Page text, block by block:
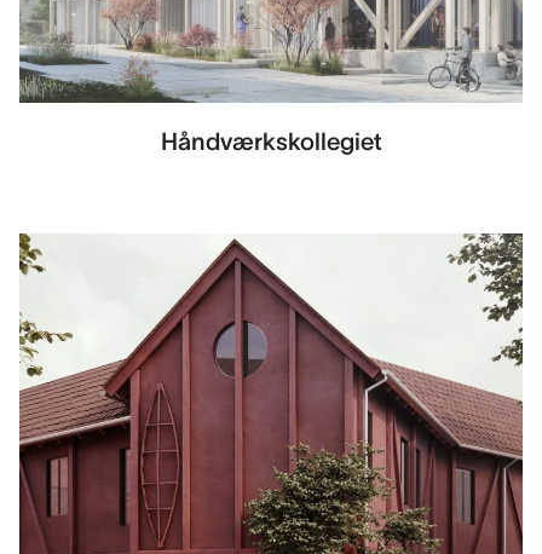
Håndværkskollegiet